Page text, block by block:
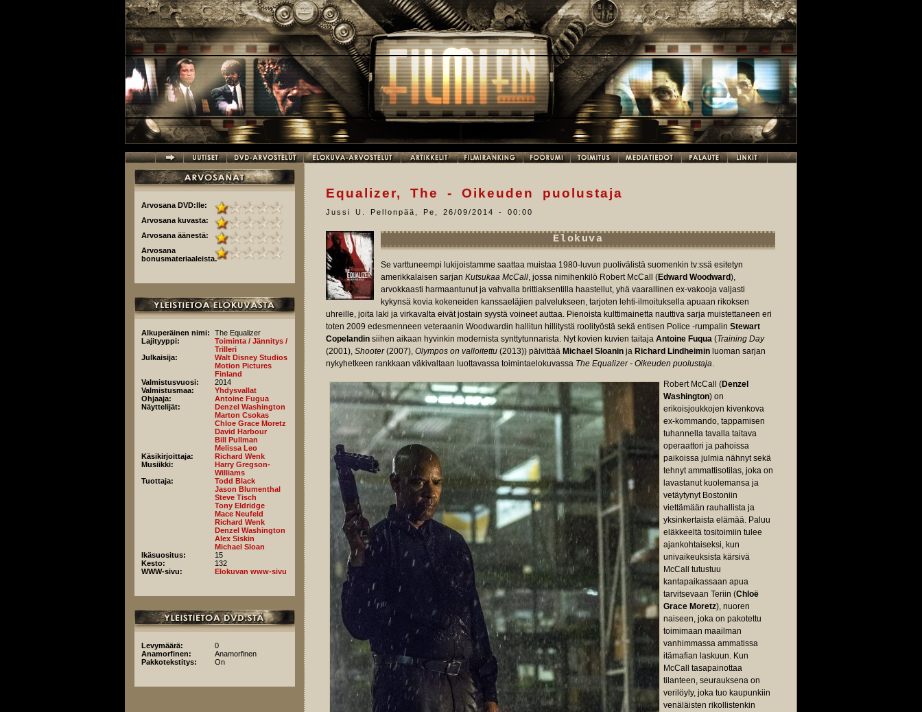
Arvosana DVD:lle:
Arvosana kuvasta:
Arvosana äänestä:
Arvosana
bonusmateriaaleista:
Alkuperäinen nimi:
The Equalizer
Lajityyppi:
Toiminta / Jännitys /
Trilleri
Julkaisija:
Walt Disney Studios
Motion Pictures
Finland
Valmistusvuosi:
2014
Valmistusmaa:
Yhdysvallat
Ohjaaja:
Antoine Fugua
Näyttelijät:
Denzel Washington
Marton Csokas
Chloe Grace Moretz
David Harbour
Bill Pullman
Melissa Leo
Käsikirjoittaja:
Richard Wenk
Musiikki:
Harry Gregson-
Williams
Tuottaja:
Todd Black
Jason Blumenthal
Steve Tisch
Tony Eldridge
Mace Neufeld
Richard Wenk
Denzel Washington
Alex Siskin
Michael Sloan
Ikäsuositus:
15
Kesto:
132
WWW-sivu:
Elokuvan www-sivu
Levymäärä:
0
Anamorfinen:
Anamorfinen
Pakkotekstitys:
On
Equalizer, The - Oikeuden puolustaja
Jussi U. Pellonpää Pe, 26/09/2014 - 00:00
Elokuva
Se varttuneempi lukijoistamme saattaa muistaa 1980-luvun puolivälistä suomenkin tv:ssä esitetyn
amerikkalaisen sarjan Kutsukaa McCall, jossa nimihenkilö Robert McCall (Edward Woodward),
arvokkaasti harmaantunut ja vahvalla brittiaksentilla haastellut, yhä vaarallinen ex-vakooja valjasti
kykynsä kovia kokeneiden kanssaeläjien palvelukseen, tarjoten lehti-ilmoituksella apuaan rikoksen
uhreille, joita laki ja virkavalta eivät jostain syystä voineet auttaa. Pienoista kulttimainetta nauttiva sarja muistettaneen eri
toten 2009 edesmenneen veteraanin Woodwardin hallitun hillitystä roolityöstä sekä entisen Police -rumpalin Stewart
Copelandin siihen aikaan hyvinkin modernista synttytunnarista. Nyt kovien kuvien taitaja Antoine Fuqua (Training Day
(2001), Shooter(2007), Olympos on valloitettu (2013)) päivittää Michael Sloanin ja Richard Lindheimin luoman sarjan
nykyhetkeen rankkaan väkivaltaan luottavassa toimintaelokuvassa The Equalizer - Oikeuden puolustaja.
Robert McCall (Denzel
Washington) on
erikoisjoukkojen kivenkova
ex-kommando, tappamisen
tuhannella tavalla taitava
operaattori ja pahoissa
paikoissa julmia nähnyt sekä
tehnyt ammattisotilas, joka on
lavastanut kuolemansa ja
vetäytynyt Bostoniin
viettämään rauhallista ja
yksinkertaista elämää. Paluu
eläkkeeltä tositoimiin tulee
ajankohtaiseksi, kun
univaikeuksista kärsivä
McCall tutustuu
kantapaikassaan apua
tarvitsevaan Teriin (Chloë
Grace Moretz), nuoren
naiseen, joka on pakotettu
toimimaan maailman
vanhimmassa ammatissa
itämafian laskuun. Kun
McCall tasapainottaa
tilanteen, seurauksena on
verilöyly, joka tuo kaupunkiin
venäläisten rikollistenkin